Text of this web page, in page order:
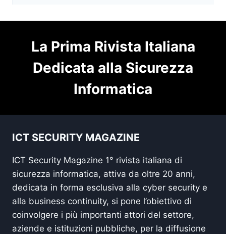
La Prima Rivista Italiana
Dedicata alla Sicurezza
Informatica
ICT SECURITY MAGAZINE
ICT Security Magazine 1° rivista italiana di
sicurezza informatica, attiva da oltre 20 anni,
dedicata in forma esclusiva alla cyber security e
alla business continuity, si pone l’obiettivo di
coinvolgere i più importanti attori del settore,
aziende e istituzioni pubbliche, per la diffusione